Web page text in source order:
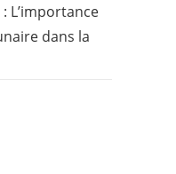
L’importance
dans la